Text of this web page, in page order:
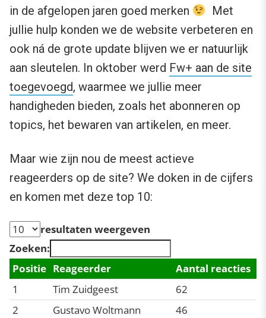
in de afgelopen jaren goed merken
Met
jullie hulp konden we de website verbeteren en
ook ná de grote update blijven we er natuurlijk
aan sleutelen. In oktober werd Fw+ aan de site
toegevoegd, waarmee we jullie meer
handigheden bieden, zoals het abonneren op
topics, het bewaren van artikelen, en meer.
Maar wie zijn nou de meest actieve
reageerders op de site? We doken in de cijfers
en komen met deze top 10:
resultaten weergeven
Zoeken:
Positie Reageerder
Aantal reacties
1
Tim Zuidgeest
62
2
Gustavo Woltmann
46